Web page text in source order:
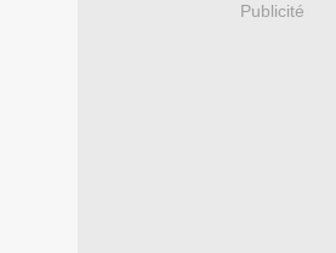
Publicité